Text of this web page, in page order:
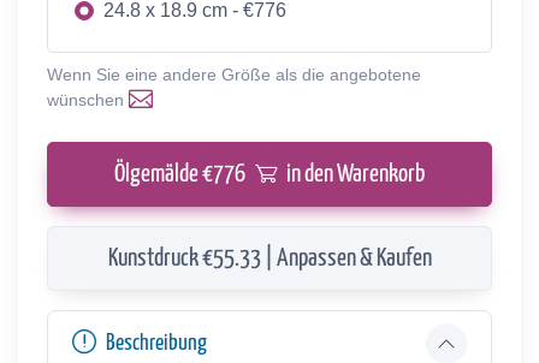
24.8 x 18.9 cm - €776
Wenn Sie eine andere Größe als die angebotene
wünschen
Ölgemälde €776 in den Warenkorb
Kunstdruck €55.33 | Anpassen & Kaufen
Beschreibung